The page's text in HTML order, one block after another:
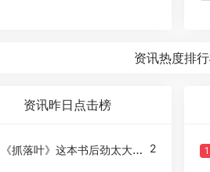
资讯热度排
资讯昨日点击榜
《抓落叶》这本书后劲太大了！ 2 1